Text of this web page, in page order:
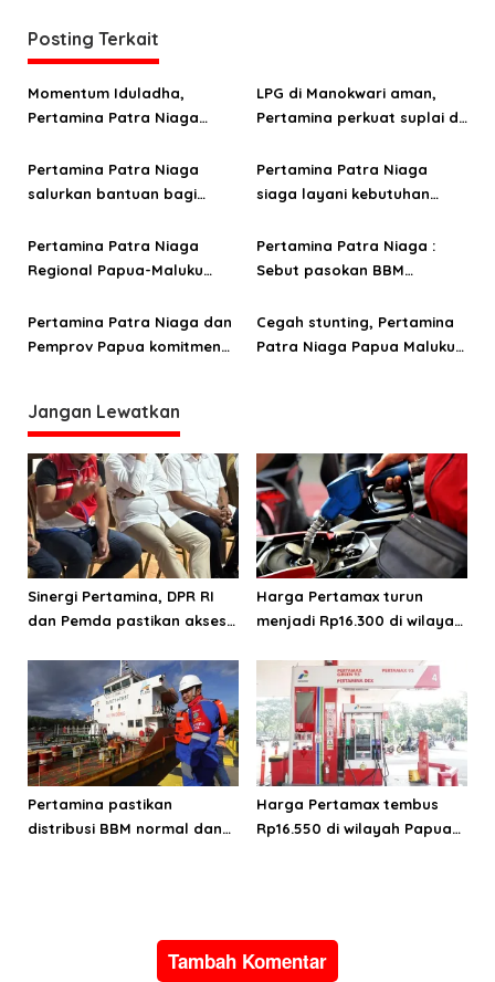
a
s
i
o
s
Posting Terkait
Momentum Iduladha,
Pertamina Patra Niaga
kepedulian sosial lewat
kurban
LPG di Manokwari aman,
Pertamina perkuat suplai di
Pertamina Patra Niaga
salurkan bantuan bagi
kebakaran di Jayapura
Pertamina Patra Niaga
siaga layani kebutuhan
Papua dan Maluku
Pertamina Patra Niaga
Regional Papua-Maluku
jelang Hari Raya Idul Fitri
Pertamina Patra Niaga :
Sebut pasokan BBM
layanan Ramadan-Idul Fitri
di tengah dinamika
Pertamina Patra Niaga dan
Pemprov Papua komitmen
hingga Idul Fitri
Cegah stunting, Pertamina
Patra Niaga Papua Maluku
Jangan Lewatkan
Sinergi Pertamina, DPR RI
dan Pemda pastikan akses
Harga Pertamax turun
menjadi Rp16.300 di wilayah
Pertamina pastikan
distribusi BBM normal dan
Harga Pertamax tembus
Rp16.550 di wilayah Papua
Tambah Komentar